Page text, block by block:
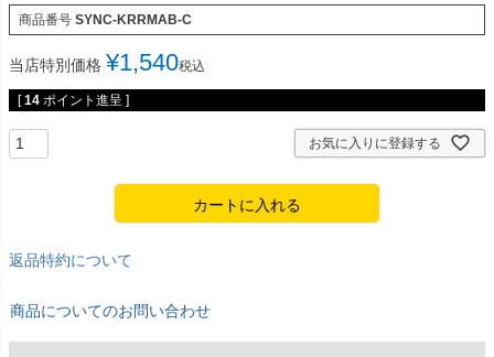
商品番号 SYNC-KRRMAB-C
当店特別価格 ¥1,540税込
[ 14 ポイント進呈 ]
お気に入りに登録する
カートに入れる
返品特約について
商品についてのお問い合わせ